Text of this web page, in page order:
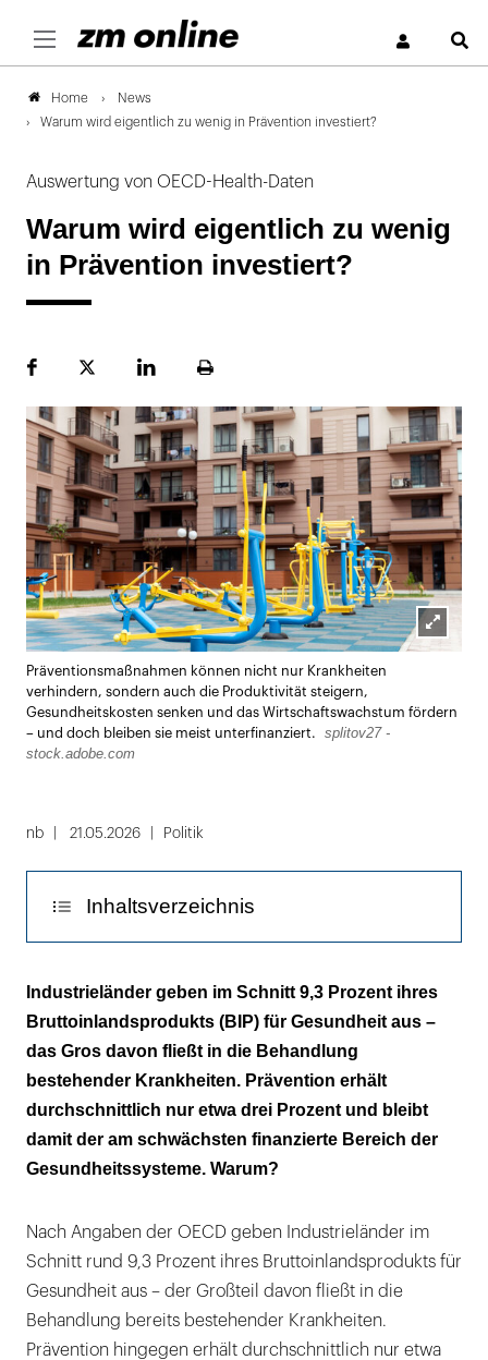
Home
News
Warum wird eigentlich zu wenig in Prävention investiert?
Auswertung von OECD-Health-Daten
Warum wird eigentlich zu wenig
in Prävention investiert?
FacebookPlattformLinekdInSeite
Lightbox
Präventionsmaßnahmen können nicht nur Krankheiten
verhindern, sondern auch die Produktivität steigern,
Gesundheitskosten senken und das Wirtschaftswachstum fördern
– und doch bleiben sie meist unterfinanziert.
splitov27 -
stock.adobe.com
nb 21.05.2026 Politik
Inhaltsverzeichnis
Warum bleibt Prävention politisch oft
zweitrangig?
Die Vielzahl an Akteuren macht es
kompliziert
Nichtstun kostet deutlich mehr!
Industrieländer geben im Schnitt 9,3 Prozent ihres
Bruttoinlandsprodukts (BIP) für Gesundheit aus –
das Gros davon fließt in die Behandlung
bestehender Krankheiten. Prävention erhält
durchschnittlich nur etwa drei Prozent und bleibt
damit der am schwächsten finanzierte Bereich der
Gesundheitssysteme. Warum?
Nach Angaben der OECD geben Industrieländer im
Schnitt rund 9,3 Prozent ihres Bruttoinlandsprodukts für
Gesundheit aus – der Großteil davon fließt in die
Behandlung bereits bestehender Krankheiten.
Prävention hingegen erhält durchschnittlich nur etwa